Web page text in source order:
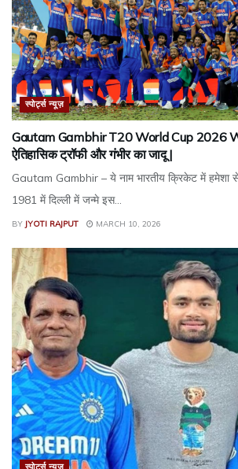
स्पोर्ट्स न्यूज़
Gautam Gambhir T20 World Cup 2026
ऐतिहासिक ट्रॉफी और गंभीर का जादू |
Gautam Gambhir – ये नाम भारतीय क्रिकेट में हमेशा
1981 में दिल्ली में जन्मे इस...
BY JYOTI RAJPUT MARCH 10, 2026
स्पोर्ट्स न्यूज़